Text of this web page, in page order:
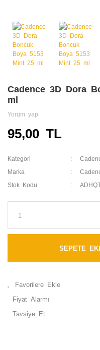
Cadence 3D Dora
ml
Yorum yap
95,00 TL
Kategori
Marka
Stok Kodu
SEPETE
Fiyat Alarmı
Tavsiye Et